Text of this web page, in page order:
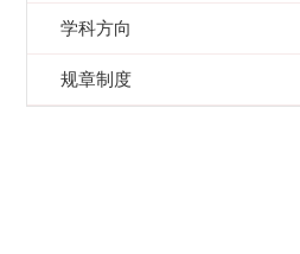
学科方向
规章制度